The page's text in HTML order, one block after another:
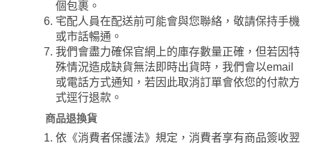
個包裹。
宅配人員在配送前可能會與您聯絡，敬請保持手機
或市話暢通。
我們會盡力確保官網上的庫存數量正確，但若因特
殊情況造成缺貨無法即時出貨時，我們會以email
或電話方式通知，若因此取消訂單會依您的付款方
式逕行退款。
商品退換貨
依《消費者保護法》規定，消費者享有商品簽收翌